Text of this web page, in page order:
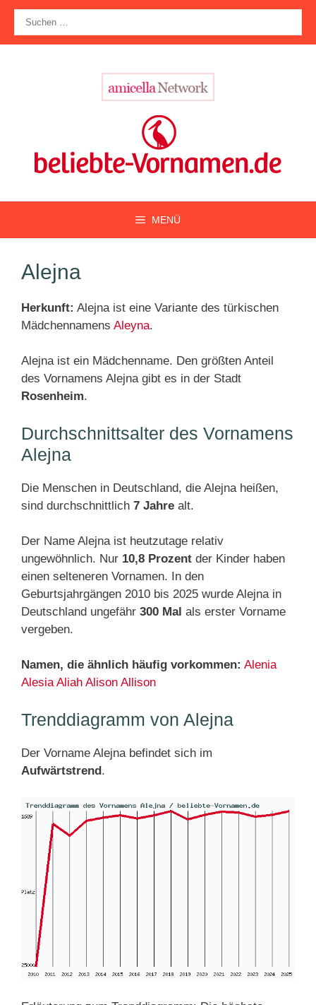
Zum
Inhalt
springen
nach:
MENÜ
Alejna
Herkunft: Alejna ist eine Variante des türkischen
Mädchennamens Aleyna.
Alejna ist ein Mädchenname. Den größten Anteil
des Vornamens Alejna gibt es in der Stadt
Rosenheim.
Durchschnittsalter des Vornamens
Alejna
Die Menschen in Deutschland, die Alejna heißen,
sind durchschnittlich 7 Jahre alt.
Der Name Alejna ist heutzutage relativ
ungewöhnlich. Nur 10,8 Prozent der Kinder haben
einen selteneren Vornamen. In den
Geburtsjahrgängen 2010 bis 2025 wurde Alejna in
Deutschland ungefähr 300 Mal als erster Vorname
vergeben.
Namen, die ähnlich häufig vorkommen: Alenia
Alesia Aliah Alison Allison
Trenddiagramm von Alejna
Der Vorname Alejna befindet sich im
Aufwärtstrend.